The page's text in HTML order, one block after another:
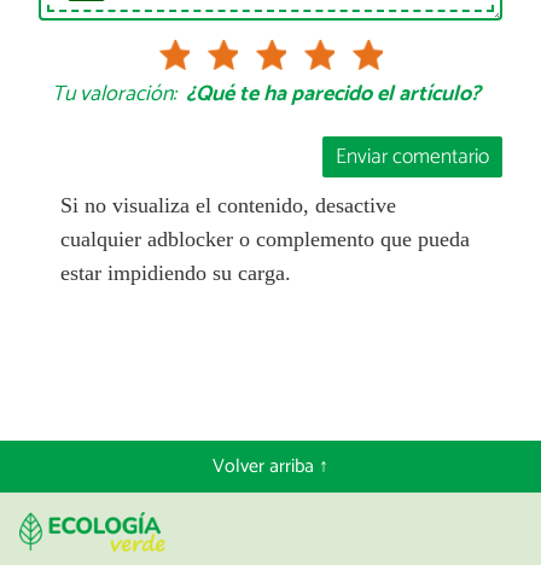
Tu valoración: ¿Qué te ha parecido el artículo?
Enviar comentario
Si no visualiza el contenido, desactive
cualquier adblocker o complemento que pueda
estar impidiendo su carga.
Volver arriba ↑